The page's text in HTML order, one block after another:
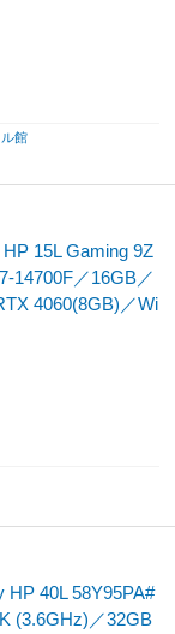
館
15L Gaming 9Z
14700F／16GB／
4060(8GB)／Wi
HP 40L 58Y95PA#
(3.6GHz)／32GB